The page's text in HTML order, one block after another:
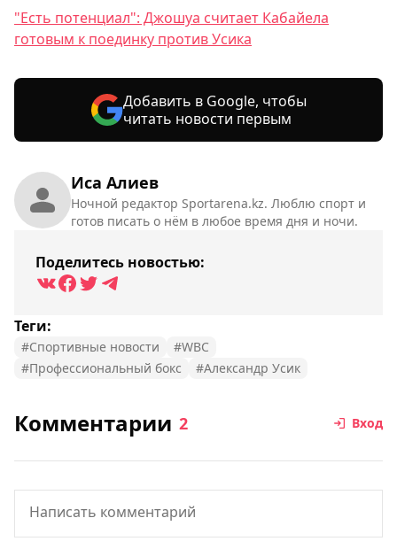
Иса Алиев
Ночной редактор Sportarena.kz. Люблю спорт и
готов писать о нём в любое время дня и ночи.
Поделитесь новостью:
Теги:
#Спортивные новости
#WBC
#Профессиональный бокс
#Александр Усик
"Есть потенциал": Джошуа считает Кабайела
готовым к поединку против Усика
Добавить в Google, чтобы
читать новости первым
Комментарии 2 Вход